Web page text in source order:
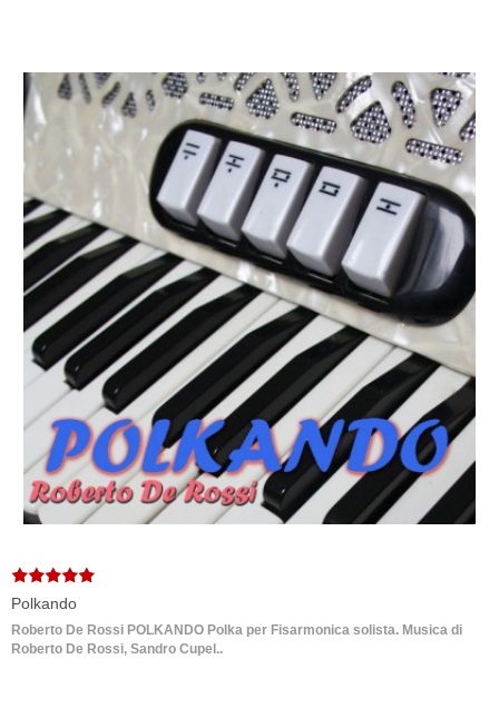
Polkando
Roberto De Rossi POLKANDO Polka per Fisarmonica solista. Musica di
Roberto De Rossi, Sandro Cupel..